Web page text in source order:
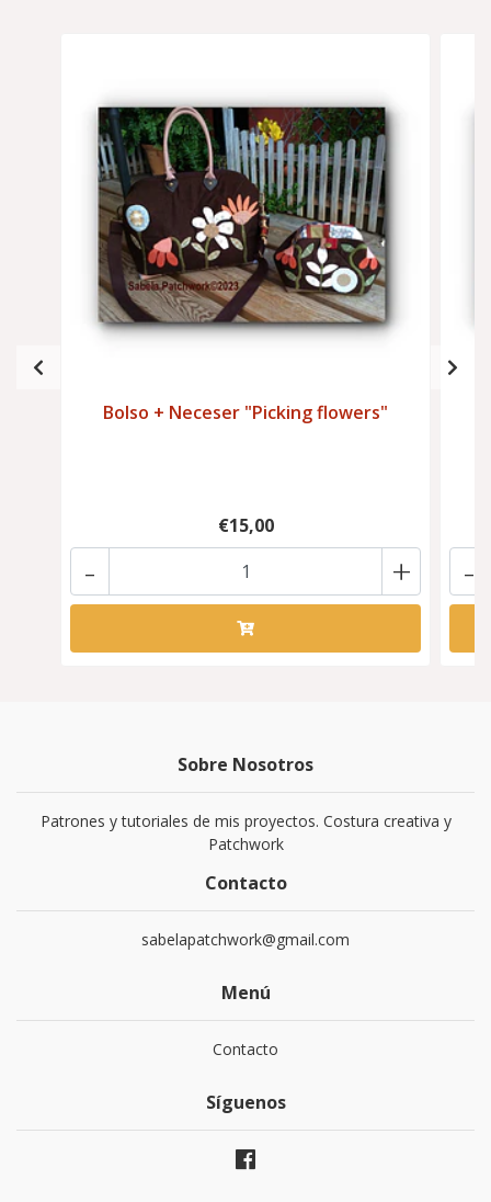
Bolso + Neceser "Picking flowers"
€15,00
+
- -
Sobre Nosotros
Patrones y tutoriales de mis proyectos. Costura creativa y
Patchwork
Contacto
sabelapatchwork@gmail.com
Menú
Contacto
Síguenos